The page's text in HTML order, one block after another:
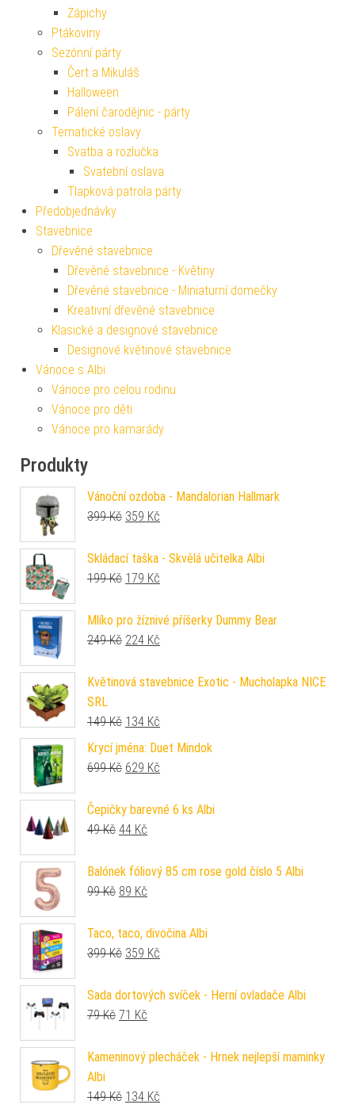
Zápichy
Ptákoviny
Sezónní párty
Čert a Mikuláš
Halloween
Pálení čarodějnic - párty
Tematické oslavy
Svatba a rozlučka
Svatební oslava
Tlapková patrola párty
Předobjednávky
Stavebnice
Dřevěné stavebnice
Dřevěné stavebnice - Květiny
Dřevěné stavebnice - Miniaturní domečky
Kreativní dřevěné stavebnice
Klasické a designové stavebnice
Designové květinové stavebnice
Vánoce s Albi
Vánoce pro celou rodinu
Vánoce pro děti
Vánoce pro kamarády
Produkty
Vánoční ozdoba - Mandalorian Hallmark
399Kč Původní cena byla: 399 Kč.
359 Kč
Skládací taška - Skvělá učitelka Albi
199Kč Původní cena byla: 199 Kč.
179 Kč
Mlíko pro žíznivé příšerky Dummy Bear
249Kč Původní cena byla: 249 Kč.
224 Kč
Květinová stavebnice Exotic - Mucholapka NICE
SRL
149Kč Původní cena byla: 149 Kč.
134 Kč
Krycí jména: Duet Mindok
699Kč Původní cena byla: 699 Kč.
629 Kč
Čepičky barevné 6 ks Albi
49Kč Původní cena byla: 49 Kč.
44 Kč
Balónek fóliový 85 cm rose gold číslo 5 Albi
99Kč Původní cena byla: 99 Kč.
89 Kč
Taco, taco, divočina Albi
399Kč Původní cena byla: 399 Kč.
359 Kč
Sada dortových svíček - Herní ovladače Albi
79Kč Původní cena byla: 79 Kč.
71 Kč
Kameninový plecháček - Hrnek nejlepší maminky
Albi
149Kč Původní cena byla: 149 Kč.
134 Kč